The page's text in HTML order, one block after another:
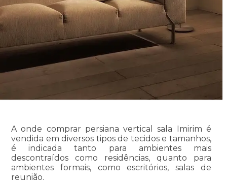
A onde comprar persiana vertical sala Imirim é
vendida em diversos tipos de tecidos e tamanhos,
é indicada tanto para ambientes mais
descontraídos como residências, quanto para
ambientes formais, como escritórios, salas de
reunião.